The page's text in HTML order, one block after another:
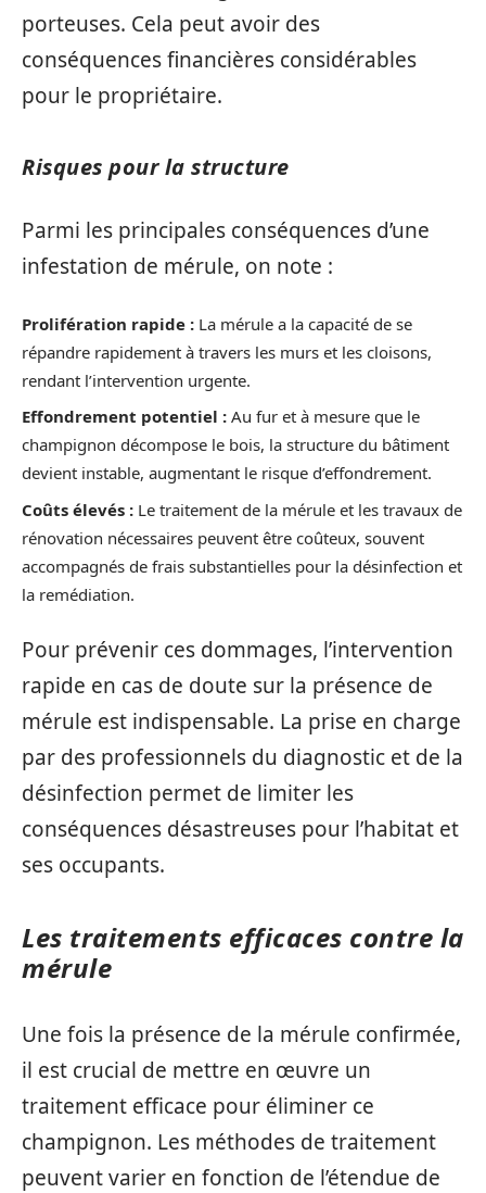
porteuses. Cela peut avoir des
conséquences financières considérables
pour le propriétaire.
Risques pour la structure
Parmi les principales conséquences d’une
infestation de mérule, on note :
Prolifération rapide : La mérule a la capacité de se
répandre rapidement à travers les murs et les cloisons,
rendant l’intervention urgente.
Effondrement potentiel : Au fur et à mesure que le
champignon décompose le bois, la structure du bâtiment
devient instable, augmentant le risque d’effondrement.
Coûts élevés : Le traitement de la mérule et les travaux de
rénovation nécessaires peuvent être coûteux, souvent
accompagnés de frais substantielles pour la désinfection et
la remédiation.
Pour prévenir ces dommages, l’intervention
rapide en cas de doute sur la présence de
mérule est indispensable. La prise en charge
par des professionnels du diagnostic et de la
désinfection permet de limiter les
conséquences désastreuses pour l’habitat et
ses occupants.
Les traitements efficaces contre la
mérule
Une fois la présence de la mérule confirmée,
il est crucial de mettre en œuvre un
traitement efficace pour éliminer ce
champignon. Les méthodes de traitement
peuvent varier en fonction de l’étendue de